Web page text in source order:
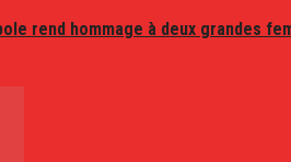
rend hommage à deux grandes